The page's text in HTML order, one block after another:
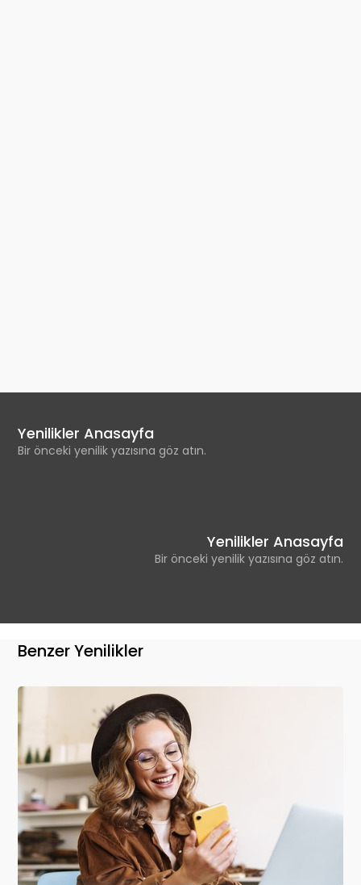
Yenilikler Anasayfa
Bir önceki yenilik yazısına göz atın.
Yenilikler Anasayfa
Bir önceki yenilik yazısına göz atın.
Benzer Yenilikler